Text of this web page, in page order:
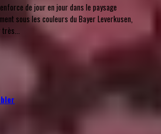
de jour en jour dans le paysage
sous les couleurs du Bayer Leverkusen,